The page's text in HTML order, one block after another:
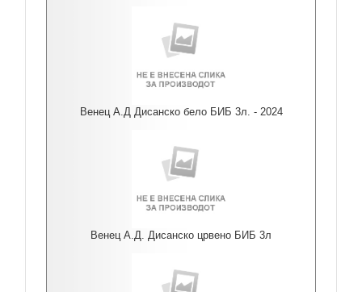
Венец А.Д Дисанско бело БИБ 3л. - 2024
Венец А.Д. Дисанско црвено БИБ 3л